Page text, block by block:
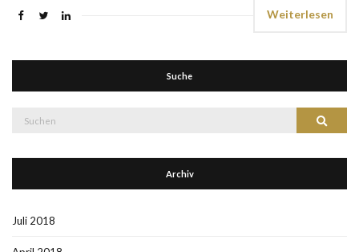
Weiterlesen
Suche
Suchen
Archiv
Juli 2018